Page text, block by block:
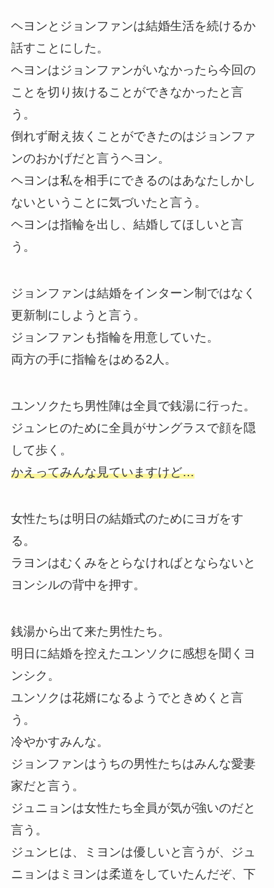
ヘヨンとジョンファンは結婚生活を続けるか
話すことにした。
ヘヨンはジョンファンがいなかったら今回の
ことを切り抜けることができなかったと言
う。
倒れず耐え抜くことができたのはジョンファ
ンのおかげだと言うヘヨン。
ヘヨンは私を相手にできるのはあなたしかし
ないということに気づいたと言う。
ヘヨンは指輪を出し、結婚してほしいと言
う。
ジョンファンは結婚をインターン制ではなく
更新制にしようと言う。
ジョンファンも指輪を用意していた。
両方の手に指輪をはめる2人。
ユンソクたち男性陣は全員で銭湯に行った。
ジュンヒのために全員がサングラスで顔を隠
して歩く。
かえってみんな見ていますけど…
女性たちは明日の結婚式のためにヨガをす
る。
ラヨンはむくみをとらなければとならないと
ヨンシルの背中を押す。
銭湯から出て来た男性たち。
明日に結婚を控えたユンソクに感想を聞くヨ
ンシク。
ユンソクは花婿になるようでときめくと言
う。
冷やかすみんな。
ジョンファンはうちの男性たちはみんな愛妻
家だと言う。
ジュニョンは女性たち全員が気が強いのだと
言う。
ジュンヒは、ミヨンは優しいと言うが、ジュ
ニョンはミヨンは柔道をしていたんだぞ、下